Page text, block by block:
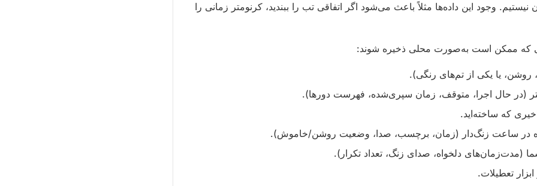
نیستیم. وجود این داده‌ها مثلاً باعث می‌شود اگر اتفاقی تب را ببندید، کرنومتر زمانی را
که ممکن است به‌صورت محلی ذخیره شوند:
روشن، یا یکی از تم‌های رنگی).
(در حال اجرا، متوقف، زمان سپری‌شده، فهرست دورها).
که ساخته‌اید.
در ساعت زنگ‌دار (زمان، برچسب، صدا، وضعیت روشن/خاموش).
(مدت‌زمان‌های دلخواه، صدای زنگ، تعداد تکرار).
تعطیلات.